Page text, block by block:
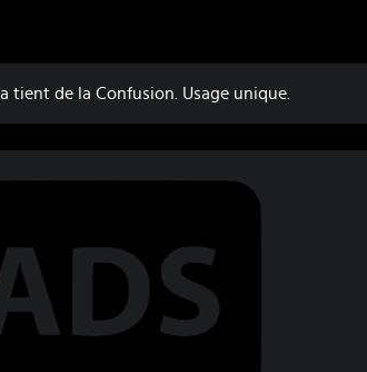
tient de la Confusion. Usage unique.